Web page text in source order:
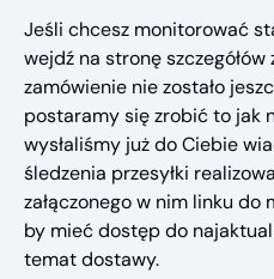
Jeśli chcesz monitorować
wejdź na stronę szczegółów
zamówienie nie zostało
postaramy się zrobić to jak
wysłaliśmy już do Ciebie
śledzenia przesyłki
załączonego w nim linku
by mieć dostęp do
temat dostawy.